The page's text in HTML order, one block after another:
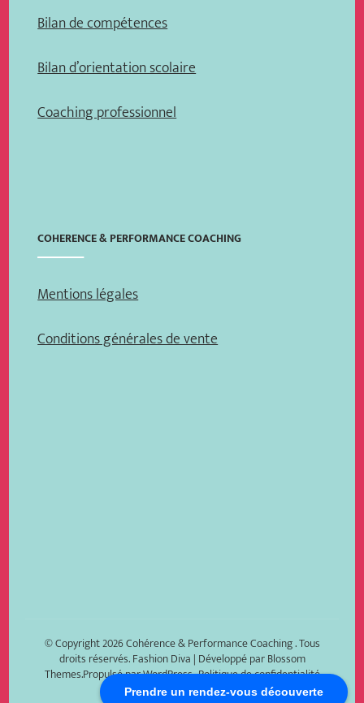
Prendre un rendez-vous découverte
Bilan de compétences
Bilan d’orientation scolaire
Coaching professionnel
COHERENCE & PERFORMANCE COACHING
Mentions légales
Conditions générales de vente
© Copyright 2026Cohérence & Performance Coaching. Tous
droits réservés.Fashion Diva | Développé parBlossom
Themes.Propulsé parWordPress. Politique de confidentialité